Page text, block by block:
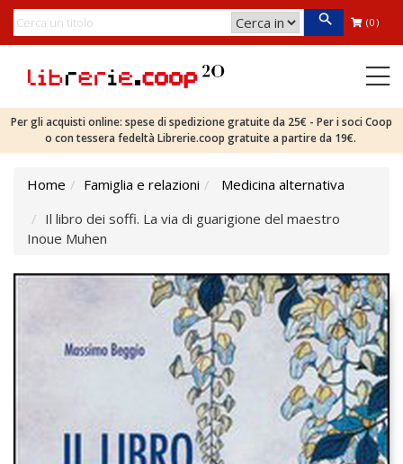
(0)
Per gli acquisti online: spese di spedizione gratuite da 25€ - Per i soci Coop
o con tessera fedeltà Librerie.coop gratuite a partire da 19€.
Home Famiglia e relazioni
Medicina alternativa
Il libro dei soffi. La via di guarigione del maestro
Inoue Muhen